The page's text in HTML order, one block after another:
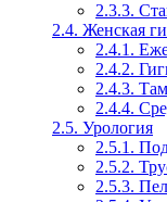
2.3.3.
2.4. Женская
2.4.1.
2.4.2.
2.4.3.
2.4.4.
2.5. Урология
2.5.1.
2.5.2.
2.5.3.